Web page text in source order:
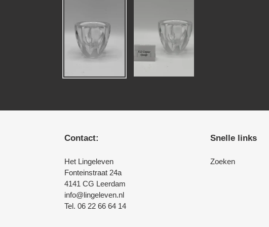
Contact:
Het Lingeleven
Fonteinstraat 24a
4141 CG Leerdam
info@lingeleven.nl
Tel. 06 22 66 64 14
Snelle links
Zoeken